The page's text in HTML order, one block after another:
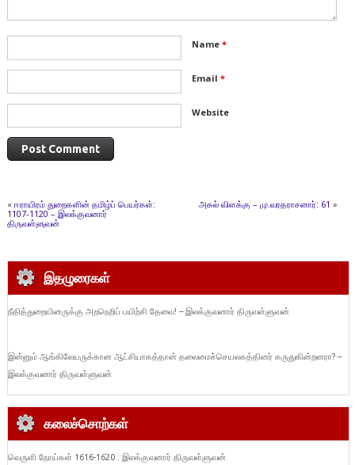
Name *
Email *
Website
« ஈராயிரம் துறைகளின் தமிழ்ப் பெயர்கள்:
1107-1120 – இலக்குவனார்
திருவள்ளுவன்
அகல் விளக்கு – மு.வரதராசனார்: 61 »
இதழுரைகள்
நீதித்துறையினருக்கு அறநெறிப் பயிற்சி தேவை! – இலக்குவனார் திருவள்ளுவன்
இன்னும் ஆங்கிலேயருக்கான ஆட்சியாகத்தான் தலைமைச்செயலகத்தினர் கருதுகின்றனரா? –
இலக்குவனார் திருவள்ளுவன்
கலைச்சொற்கள்
வெருளி நோய்கள் 1616-1620 : இலக்குவனார் திருவள்ளுவன்